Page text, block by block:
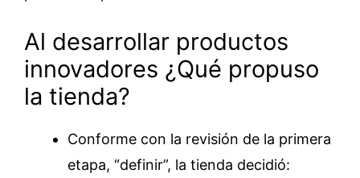
Al desarrollar productos
innovadores ¿Qué propuso
la tienda?
Conforme con la revisión de la primera
etapa, “definir”, la tienda decidió: